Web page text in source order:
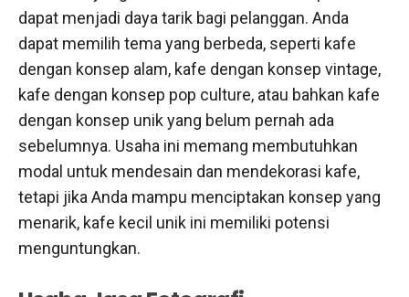
dapat menjadi daya tarik bagi pelanggan. Anda
dapat memilih tema yang berbeda, seperti kafe
dengan konsep alam, kafe dengan konsep vintage,
kafe dengan konsep pop culture, atau bahkan kafe
dengan konsep unik yang belum pernah ada
sebelumnya. Usaha ini memang membutuhkan
modal untuk mendesain dan mendekorasi kafe,
tetapi jika Anda mampu menciptakan konsep yang
menarik, kafe kecil unik ini memiliki potensi
menguntungkan.